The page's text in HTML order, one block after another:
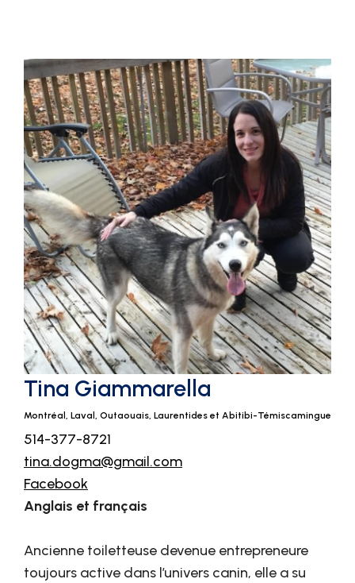
Tina Giammarella
Montréal, Laval, Outaouais, Laurentides et Abitibi-Témiscamingue
514-377-8721
tina.dogma@gmail.com
Facebook
Anglais et français
Ancienne toiletteuse devenue entrepreneure
toujours active dans l’univers canin, elle a su